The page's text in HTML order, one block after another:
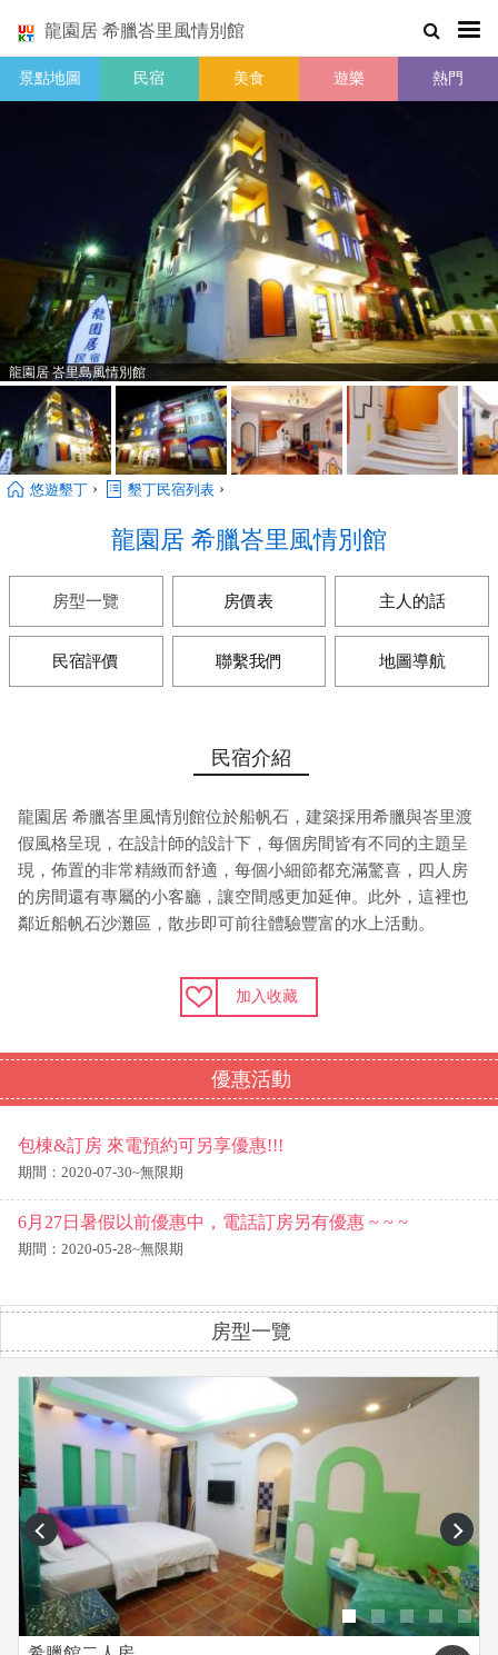
龍園居 希臘峇里風情別館
景點地圖 民宿 美食 遊樂 熱門
龍園居 峇里島風情別館
悠遊墾丁 › 墾丁民宿列表 ›
龍園居 希臘峇里風情別館
房型一覽 房價表 主人的話
民宿評價 聯繫我們 地圖導航
民宿介紹
龍園居 希臘峇里風情別館位於船帆石，建築採用希臘與峇里渡
假風格呈現，在設計師的設計下，每個房間皆有不同的主題呈
現，佈置的非常精緻而舒適，每個小細節都充滿驚喜，四人房
的房間還有專屬的小客廳，讓空間感更加延伸。此外，這裡也
鄰近船帆石沙灘區，散步即可前往體驗豐富的水上活動。
加入收藏
優惠活動
包棟&訂房 來電預約可另享優惠!!!
期間：2020-07-30~無限期
6月27日暑假以前優惠中，電話訂房另有優惠 ~ ~ ~
期間：2020-05-28~無限期
房型一覽
prev next